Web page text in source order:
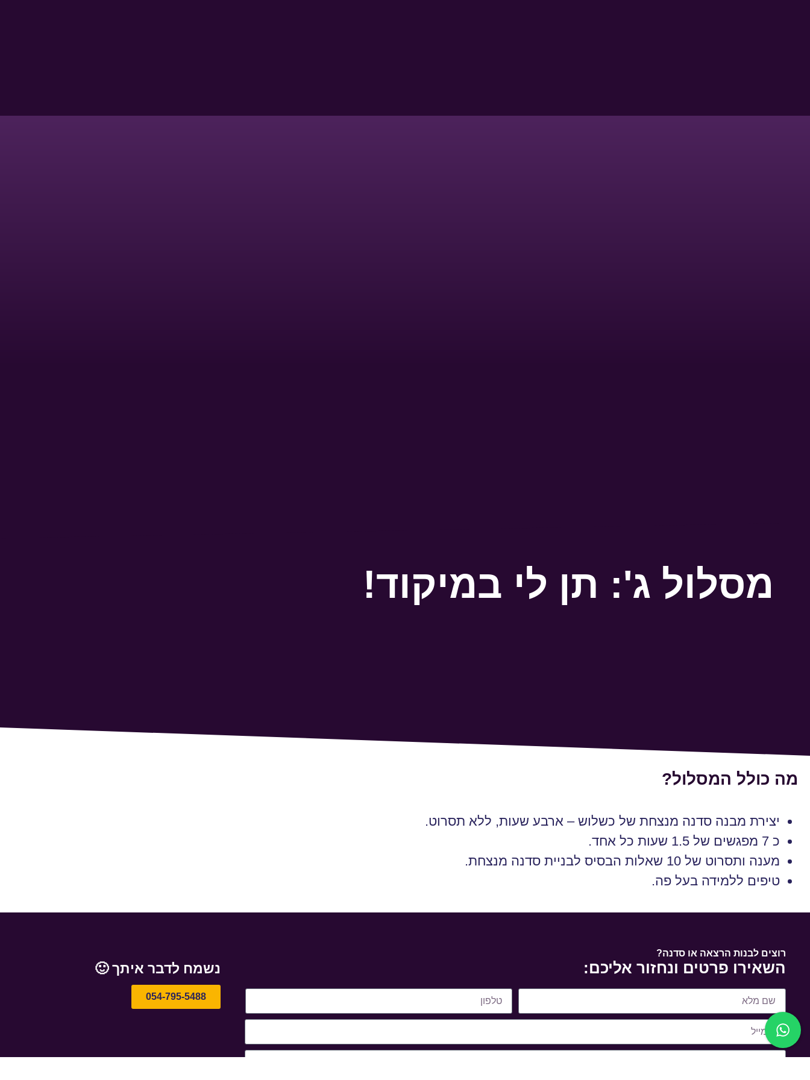
מסלול ג': תן לי במיקוד!
מה כולל המסלול?
יצירת מבנה סדנה מנצחת של כשלוש – ארבע שעות, ללא תסרוט.
כ 7 מפגשים של 1.5 שעות כל אחד.
מענה ותסרוט של 10 שאלות הבסיס לבניית סדנה מנצחת.
טיפים ללמידה בעל פה.
רוצים לבנות הרצאה או סדנה?
השאירו פרטים ונחזור אליכם: נשמח לדבר איתך 🙂
054-795-5488